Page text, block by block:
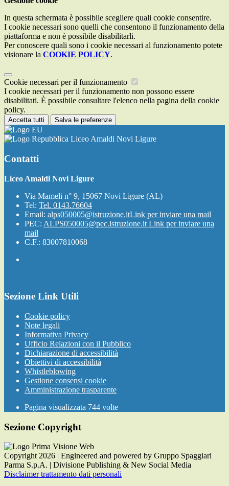
In questa schermata è possibile scegliere quali cookie consentire.
I cookie necessari sono quelli che consentono il funzionamento della
piattaforma e non è possibile disabilitarli.
Per conoscere quali sono i cookie necessari al funzionamento potete
visionare la COOKIE POLICY.
Cookie necessari per il funzionamento
I cookie necessari per il funzionamento non possono essere
disabilitati. È possibile consultare l'elenco nella pagina della cookie
policy.
Accetta tutti Salva le preferenze
Liceo Amaldi Novi Ligure
Contatti
Liceo Amaldi Novi Ligure
Via Mameli n° 9, 15067 Novi Ligure (AL)
Tel: Tel. 0143.76604
Email: alps050005@istruzione.itLink per inviare una mail
PEC: ALPS050005@pec.istruzione.it Link per inviare una
mail
C.F.: 83007810068
Sezione Link Utili
Cookie policy
Note legali
Informativa Privacy
Ufficio Relazioni con il Pubblico
Dichiarazione di accessibilità
Obiettivi di accessibilità
Whistleblowing
Gestione consensi cookie
Amministrazione trasparente
Pagina visualizzata 744 volte
Sezione Copyright
Copyright 2026 | Engineered and powered by Gruppo Spaggiari
Parma S.p.A. | Divisione Publishing & New Social Media
Disclaimer trattamento dati personali